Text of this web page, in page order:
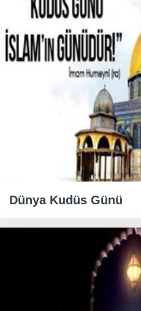
Dünya Kudüs Günü